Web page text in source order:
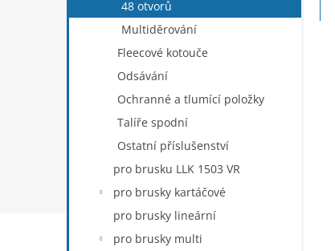
48 otvorů
Multiděrování
Fleecové kotouče
Odsávání
Ochranné a tlumící položky
Talíře spodní
Ostatní příslušenství
pro brusku LLK 1503 VR
pro brusky kartáčové
pro brusky lineární
pro brusky multi